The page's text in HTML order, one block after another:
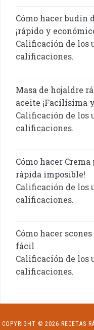
Cómo hacer budín
¡rápido y
Calificación de los
calificaciones.
Masa de hojaldre
aceite ¡Facilísima
Calificación de los
calificaciones.
Cómo hacer
rápida imposible!
Calificación de los
calificaciones.
Cómo hacer
fácil
Calificación de los
calificaciones.
COPYRIGHT © 2026 RECETAS